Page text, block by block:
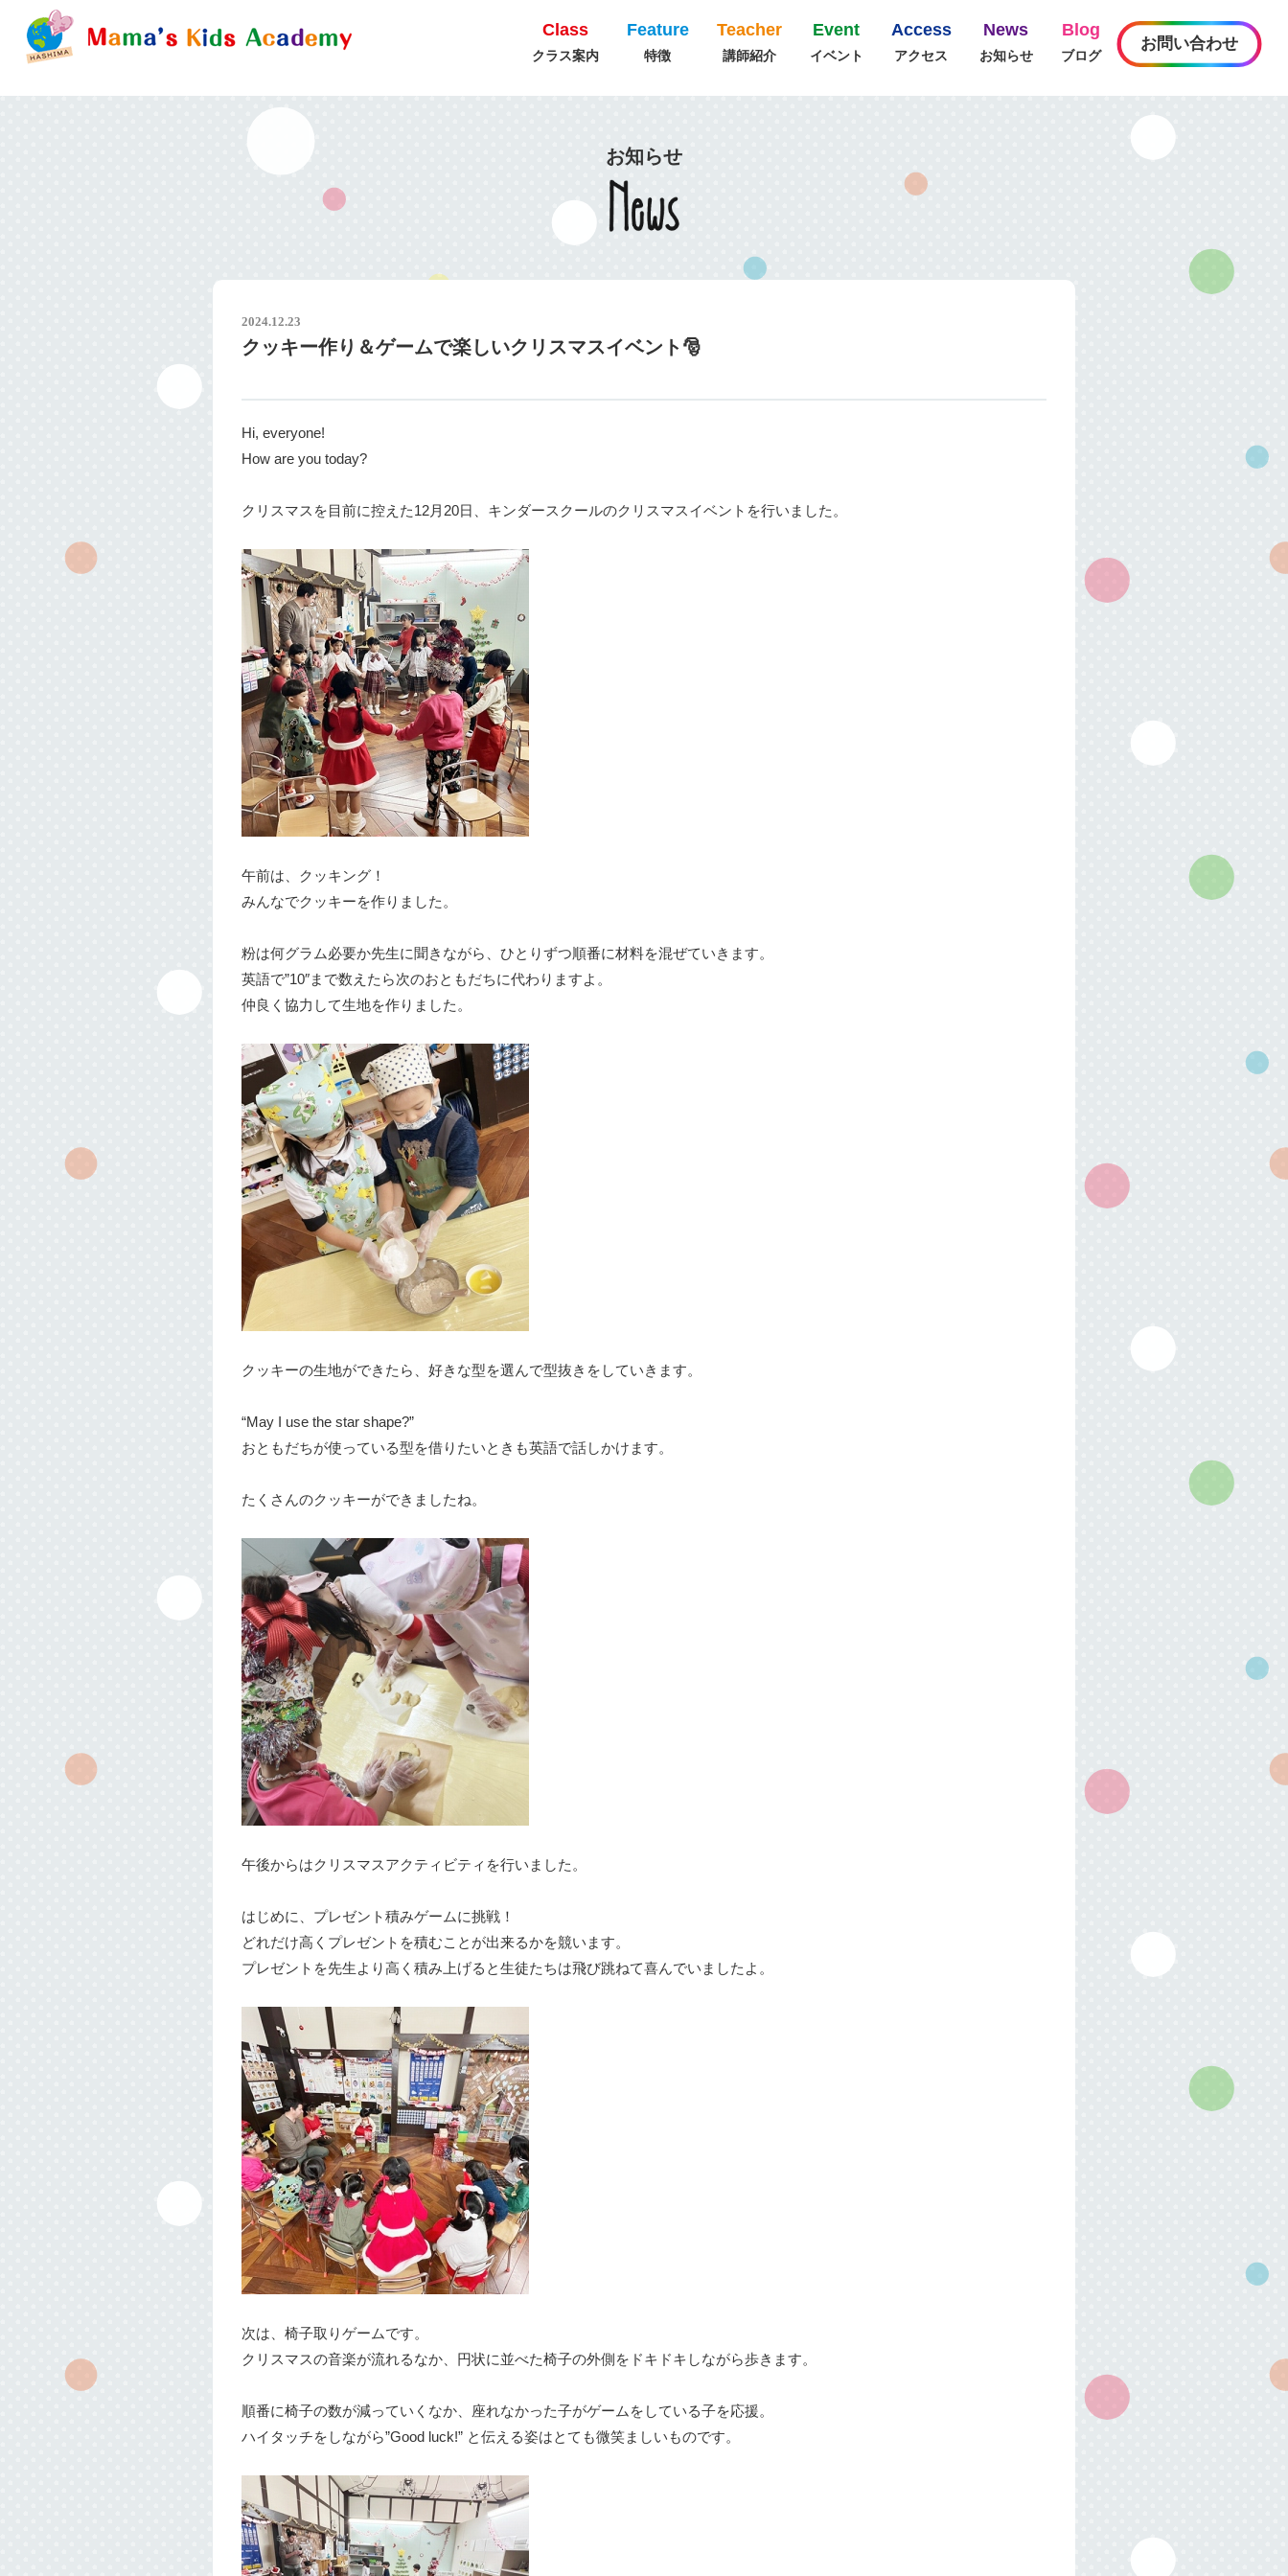
Class
クラス案内
Feature
特徴
Teacher
講師紹介
Event
イベント
Access
アクセス
News
お知らせ
Blog
ブログ
お問い合わせ
お知らせ
2024.12.23
クッキー作り＆ゲームで楽しいクリスマスイベント🎅
Hi, everyone!
How are you today?
クリスマスを目前に控えた12月20日、キンダースクールのクリスマスイベントを行いました。
午前は、クッキング！
みんなでクッキーを作りました。
粉は何グラム必要か先生に聞きながら、ひとりずつ順番に材料を混ぜていきます。
英語で”10″まで数えたら次のおともだちに代わりますよ。
仲良く協力して生地を作りました。
クッキーの生地ができたら、好きな型を選んで型抜きをしていきます。
“May I use the star shape?”
おともだちが使っている型を借りたいときも英語で話しかけます。
たくさんのクッキーができましたね。
午後からはクリスマスアクティビティを行いました。
はじめに、プレゼント積みゲームに挑戦！
どれだけ高くプレゼントを積むことが出来るかを競います。
プレゼントを先生より高く積み上げると生徒たちは飛び跳ねて喜んでいましたよ。
次は、椅子取りゲームです。
クリスマスの音楽が流れるなか、円状に並べた椅子の外側をドキドキしながら歩きます。
順番に椅子の数が減っていくなか、座れなかった子がゲームをしている子を応援。
ハイタッチをしながら”Good luck!” と伝える姿はとても微笑ましいものです。